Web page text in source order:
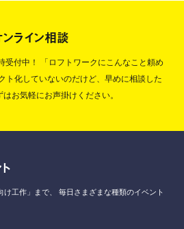
ンライン相談
受付中！
「ロフトワークにこんなこと頼め
ト化していないのだけど、早めに相談した
お気軽にお声掛けください。
工作」まで、
毎日さまざまな種類のイベント